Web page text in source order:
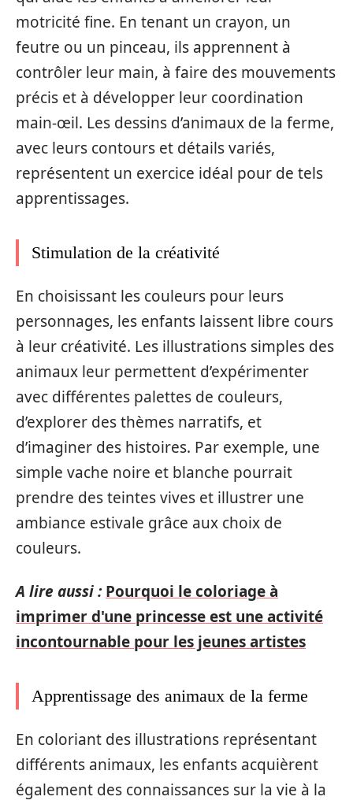
motricité fine. En tenant un crayon, un
feutre ou un pinceau, ils apprennent à
contrôler leur main, à faire des mouvements
précis et à développer leur coordination
main-œil. Les dessins d’animaux de la ferme,
avec leurs contours et détails variés,
représentent un exercice idéal pour de tels
apprentissages.
Stimulation de la créativité
En choisissant les couleurs pour leurs
personnages, les enfants laissent libre cours
à leur créativité. Les illustrations simples des
animaux leur permettent d’expérimenter
avec différentes palettes de couleurs,
d’explorer des thèmes narratifs, et
d’imaginer des histoires. Par exemple, une
simple vache noire et blanche pourrait
prendre des teintes vives et illustrer une
ambiance estivale grâce aux choix de
couleurs.
A lire aussi : Pourquoi le coloriage à
imprimer d'une princesse est une activité
incontournable pour les jeunes artistes
Apprentissage des animaux de la ferme
En coloriant des illustrations représentant
différents animaux, les enfants acquièrent
également des connaissances sur la vie à la